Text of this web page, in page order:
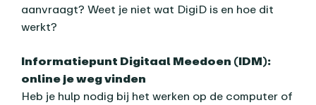
aanvraagt? Weet je niet wat DigiD is en hoe dit
werkt?
Informatiepunt Digitaal Meedoen (IDM):
online je weg vinden
Heb je hulp nodig bij het werken op de computer of